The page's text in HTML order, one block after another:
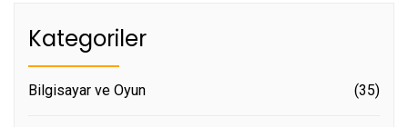
Kategoriler
Bilgisayar ve Oyun (35)